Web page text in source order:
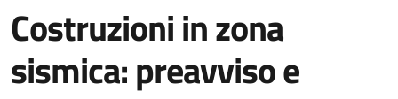
Costruzioni in zona
sismica: preavviso e